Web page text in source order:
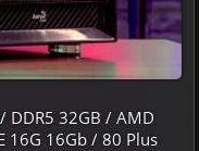
DDR5 32GB / AMD
16G 16Gb / 80 Plus